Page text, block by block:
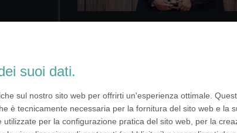
da CoinsforAnything.co.uk. La
medaglia è stata consegnata al
federale…
suoi dati.
sul nostro sito web per offrirti un'esperienza ottimale.
è tecnicamente necessaria per la fornitura del sito web e la
utilizzate per la configurazione pratica del sito web, per la